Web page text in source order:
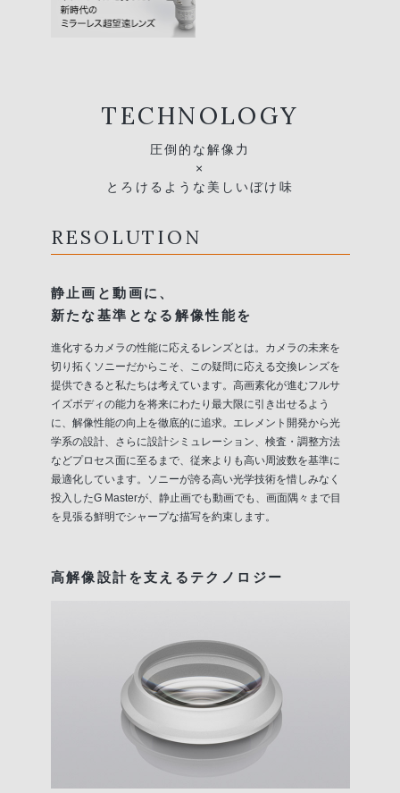
TECHNOLOGY
圧倒的な解像力
×
とろけるような美しいぼけ味
RESOLUTION
静止画と動画に、
新たな基準となる解像性能を
進化するカメラの性能に応えるレンズとは。カメラの未来を
切り拓くソニーだからこそ、この疑問に応える交換レンズを
提供できると私たちは考えています。高画素化が進むフルサ
イズボディの能力を将来にわたり最大限に引き出せるよう
に、解像性能の向上を徹底的に追求。エレメント開発から光
学系の設計、さらに設計シミュレーション、検査・調整方法
などプロセス面に至るまで、従来よりも高い周波数を基準に
最適化しています。ソニーが誇る高い光学技術を惜しみなく
投入したG Masterが、静止画でも動画でも、画面隅々まで目
を見張る鮮明でシャープな描写を約束します。
高解像設計を支えるテクノロジー